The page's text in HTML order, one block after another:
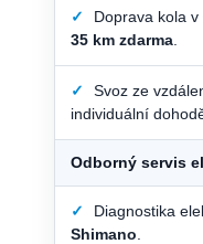
✓
Doprava kola
35 km zdarma
✓ Svoz ze
individuální
Odborný servis
✓ Diagnostika
Shimano